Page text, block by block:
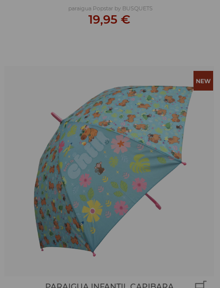
paraigua Popstar by BUSQUETS
19,95 €